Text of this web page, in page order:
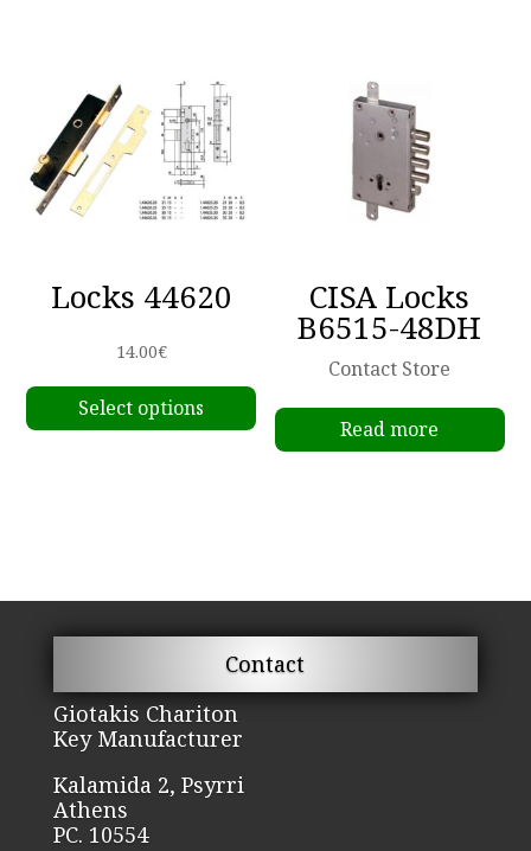
Locks 44620
14.00€
Select options
This
product
has
may
chosen
on
CISA Locks
B6515-48DH
Contact Store
Read more
Contact
Giotakis Chariton
Key Manufacturer
Kalamida 2, Psyrri
Athens
PC. 10554